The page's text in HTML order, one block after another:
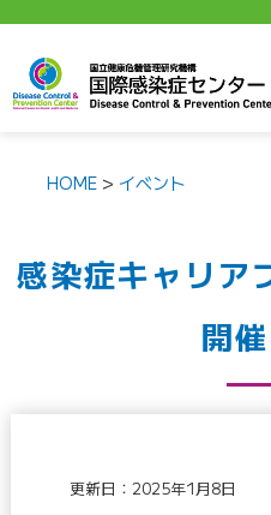
HOME > イベント
感染症キャリ
開
更新日：2025年1月8日